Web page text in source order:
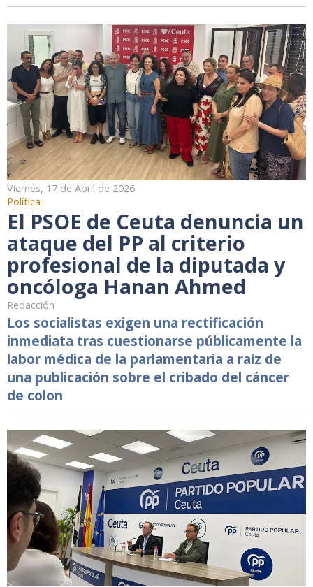
Viernes, 17 de Abril de 2026
Política
El PSOE de Ceuta denuncia un
ataque del PP al criterio
profesional de la diputada y
oncóloga Hanan Ahmed
Redacción
Los socialistas exigen una rectificación
inmediata tras cuestionarse públicamente la
labor médica de la parlamentaria a raíz de
una publicación sobre el cribado del cáncer
de colon